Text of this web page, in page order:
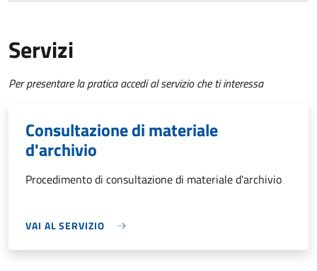
Servizi
Per presentare la pratica accedi al servizio che ti interessa
Consultazione di materiale
d'archivio
Procedimento di consultazione di materiale d'archivio
VAI AL SERVIZIO